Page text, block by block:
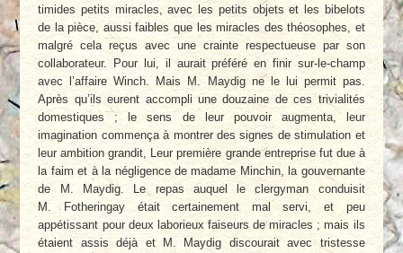
timides petits miracles, avec les petits objets et les bibelots
de la pièce, aussi faibles que les miracles des théosophes, et
malgré cela reçus avec une crainte respectueuse par son
collaborateur. Pour lui, il aurait préféré en finir sur-le-champ
avec l’affaire Winch. Mais M. Maydig ne le lui permit pas.
Après qu’ils eurent accompli une douzaine de ces trivialités
domestiques ; le sens de leur pouvoir augmen­ta, leur
imagination commença à montrer des signes de stimulation et
leur ambition grandit, Leur première grande entreprise fut due à
la faim et à la négligence de madame Minchin, la gouvernante
de M. Maydig. Le repas auquel le clergyman conduisit
M. Fotheringay était cer­tainement mal servi, et peu
appétissant pour deux laborieux faiseurs de miracles ; mais ils
étaient assis déjà et M. Maydig discourait avec tristesse